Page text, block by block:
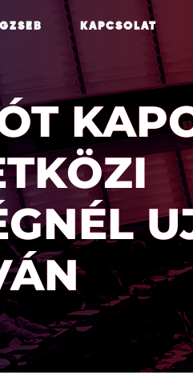
KAPCSOLAT